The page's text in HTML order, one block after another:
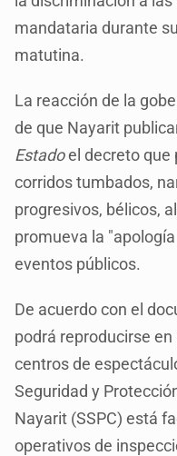
mandataria durante
matutina.
La reacción de la
de que Nayarit
Estadoel decreto que
corridos tumbados,
progresivos, bélicos,
promueva la
eventos públicos.
De acuerdo con el
podrá reproducirse
centros de
Seguridad y
Nayarit (SSPC) está
operativos de